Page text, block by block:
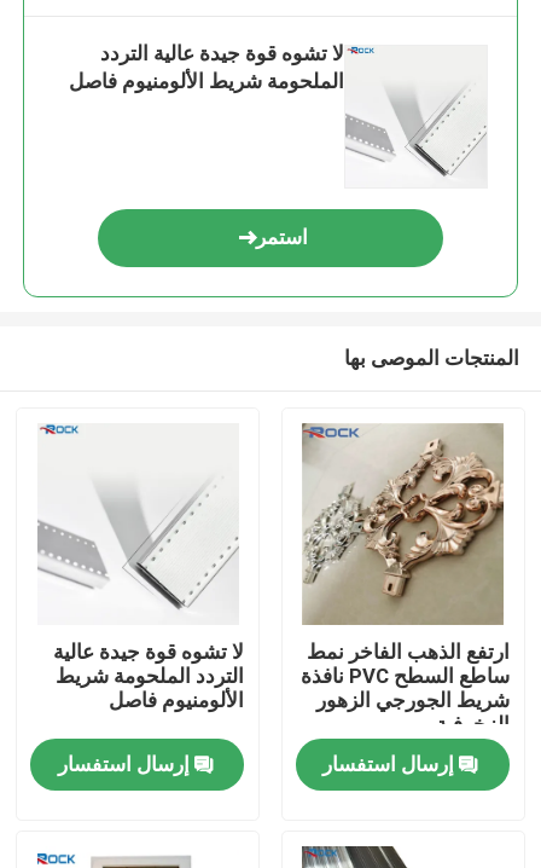
بيت
منتجات
أشرطة فيديو
لا تشوه قوة جيدة عالية التردد
الملحومة شريط الألومنيوم فاصل
استمر
المنتجات الموصى بها
ارتفع الذهب الفاخر نمط
ساطع السطح PVC نافذة
شريط الجورجي الزهور
الزخرفية
إرسال استفسار
لا تشوه قوة جيدة عالية
التردد الملحومة شريط
الألومنيوم فاصل
إرسال استفسار